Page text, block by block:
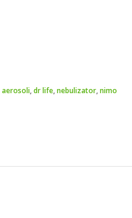
aerosoli,dr life,nebulizator,nimo